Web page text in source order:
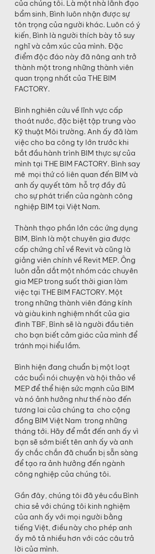
của chúng tôi. Là một nhà lãnh đạo
bẩm sinh, Bình luôn nhận được sự
tôn trọng của người khác. Luôn có ý
kiến, Bình là người thích bày tỏ suy
nghĩ và cảm xúc của mình. Đặc
điểm độc đáo này đã nâng anh trở
thành một trong những thành viên
quan trọng nhất của THE BIM
FACTORY.
Bình nghiên cứu về lĩnh vực cấp
thoát nước, đặc biệt tập trung vào
Kỹ thuật Môi trường. Anh ấy đã làm
việc cho ba công ty lớn trước khi
bắt đầu hành trình BIM thực sự của
mình tại THE BIM FACTORY. Bình say
mê mọi thứ có liên quan đến BIM và
anh ấy quyết tâm hỗ trợ đầy đủ
cho sự phát triển của ngành công
nghiệp BIM tại Việt Nam.
Thành thạo phần lớn các ứng dụng
BIM, Bình là một chuyên gia được
cấp chứng chỉ về Revit và cũng là
giảng viên chính về Revit MEP. Ông
luôn dẫn dắt một nhóm các chuyên
gia MEP trong suốt thời gian làm
việc tại THE BIM FACTORY. Một
trong những thành viên đáng kính
và giàu kinh nghiệm nhất của gia
đình TBF, Bình sẽ là người đầu tiên
cho bạn biết cảm giác của mình để
tránh mọi hiểu lầm.
Bình hiện đang chuẩn bị một loạt
các buổi nói chuyện và hội thảo về
MEP để thể hiện sức mạnh của BIM
và nó ảnh hưởng như thế nào đến
tương lai của chúng ta cho cộng
đồng BIM Việt Nam trong những
tháng tới. Hãy để mắt đến anh ấy vì
bạn sẽ sớm biết tên anh ấy và anh
ấy chắc chắn đã chuẩn bị sẵn sàng
để tạo ra ảnh hưởng đến ngành
công nghiệp của chúng tôi.
Gần đây, chúng tôi đã yêu cầu Bình
chia sẻ với chúng tôi kinh nghiệm
của anh ấy với mọi người bằng
tiếng Việt, điều này cho phép anh
ấy mô tả nhiều hơn với các câu trả
lời của mình.